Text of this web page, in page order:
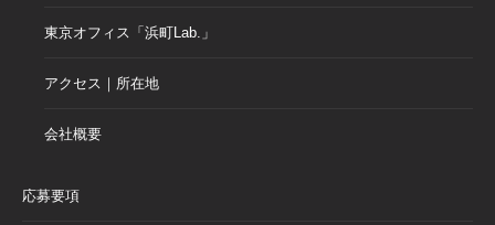
東京オフィス「浜町Lab.」
アクセス｜所在地
会社概要
応募要項